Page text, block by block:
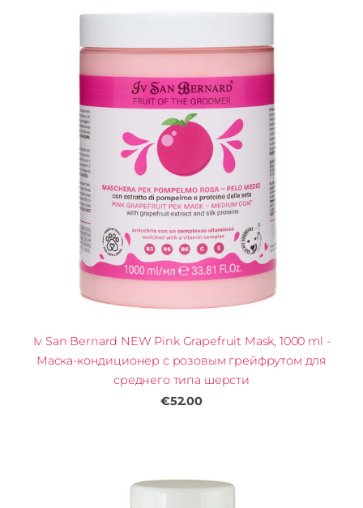
Iv San Bernard NEW Pink Grapefruit Mask, 1000 ml -
Маска-кондиционер с розовым грейфрутом для
среднего типа шерсти
€52.00